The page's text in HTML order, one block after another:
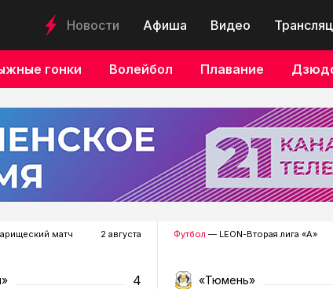
Новости Афиша Видео
гонки Волейбол Плавание
матч 2 августа
4
Футбол — LEON-Вторая лига «А»
«Тюмень»